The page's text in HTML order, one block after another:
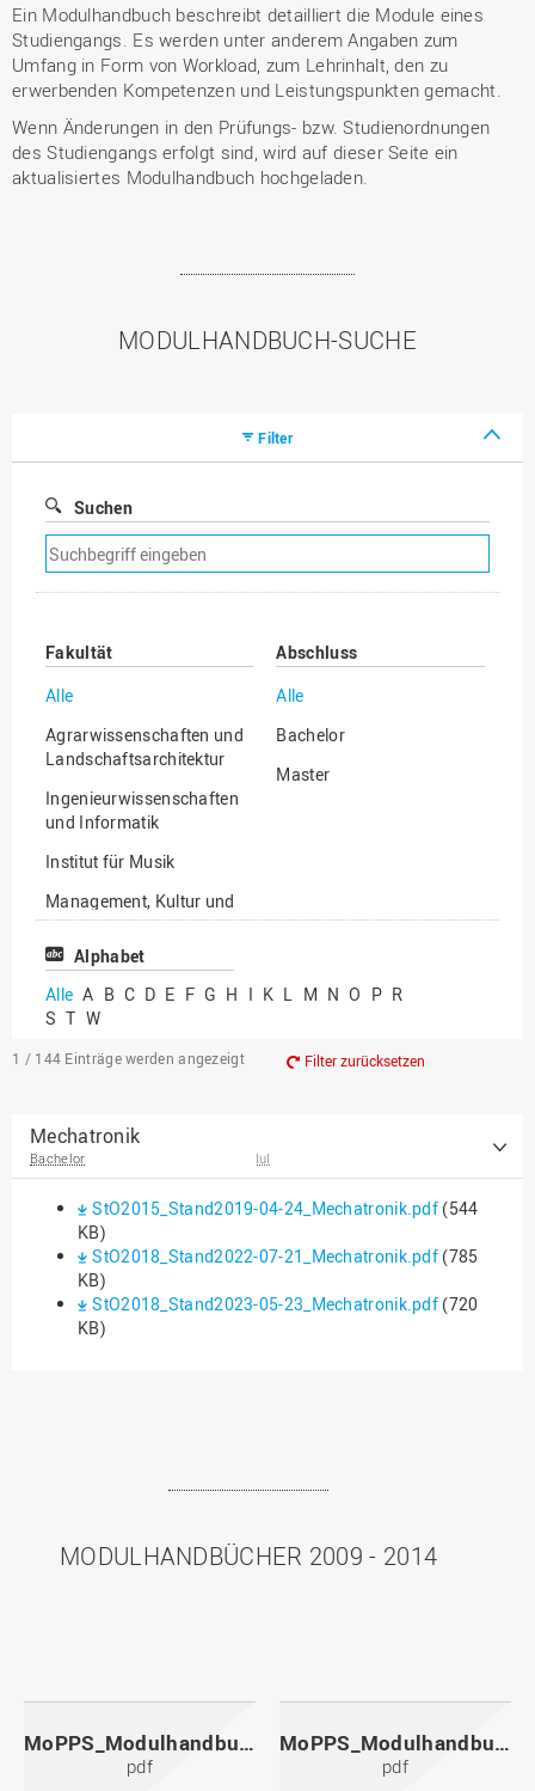
Ein Modulhandbuch beschreibt detailliert die Module eines
Studiengangs. Es werden unter anderem Angaben zum
Umfang in Form von Workload, zum Lehrinhalt, den zu
erwerbenden Kompetenzen und Leistungspunkten gemacht.
Wenn Änderungen in den Prüfungs- bzw. Studienordnungen
des Studiengangs erfolgt sind, wird auf dieser Seite ein
aktualisiertes Modulhandbuch hochgeladen.
MODULHANDBUCH-SUCHE
Filter
Suchen
Suchfilter
entfernen
Fakultät
Alle
Agrarwissenschaften und
Landschaftsarchitektur
Ingenieurwissenschaften
und Informatik
Institut für Musik
Management, Kultur und
Technik
Wirtschafts- und
Sozialwissenschaften
Abschluss
Alle
Bachelor
Master
Alphabet
Alle A B C D E F G H I K L M N O P R
S T W
1 / 144 Einträge werden angezeigt Filter zurücksetzen
Mechatronik
Bachelor IuI
StO2015_Stand2019-04-24_Mechatronik.pdf (544
KB)
StO2018_Stand2022-07-21_Mechatronik.pdf (785
KB)
StO2018_Stand2023-05-23_Mechatronik.pdf (720
KB)
MODULHANDBÜCHER 2009 - 2014
MoPPS_Modulhandbuch_20141201.pdf
pdf
MoPPS_Modulhandbuch_20140601.pdf
pdf